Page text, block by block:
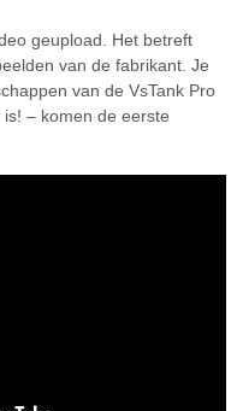
geupload. Het betreft
van de fabrikant. Je
van de VsTank Pro
– komen de eerste